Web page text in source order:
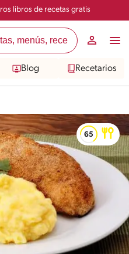
libros de recetas gratis
Blog Recetarios